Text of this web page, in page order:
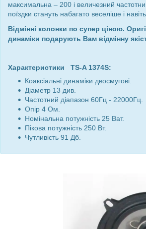
максимальна – 200 і величезний
поїздки стануть набагато веселіше і
Відмінні колонки по супер ціною.
динаміки подарують Вам відмінну
Характеристики TS-A 1374S:
Коаксіальні динаміки двосмугові.
Діаметр 13 див.
Частотний діапазон 60Гц - 22000Гц.
Опір 4 Ом.
Номінальна потужність 25 Ват.
Пікова потужність 250 Вт.
Чутливість 91 Дб.